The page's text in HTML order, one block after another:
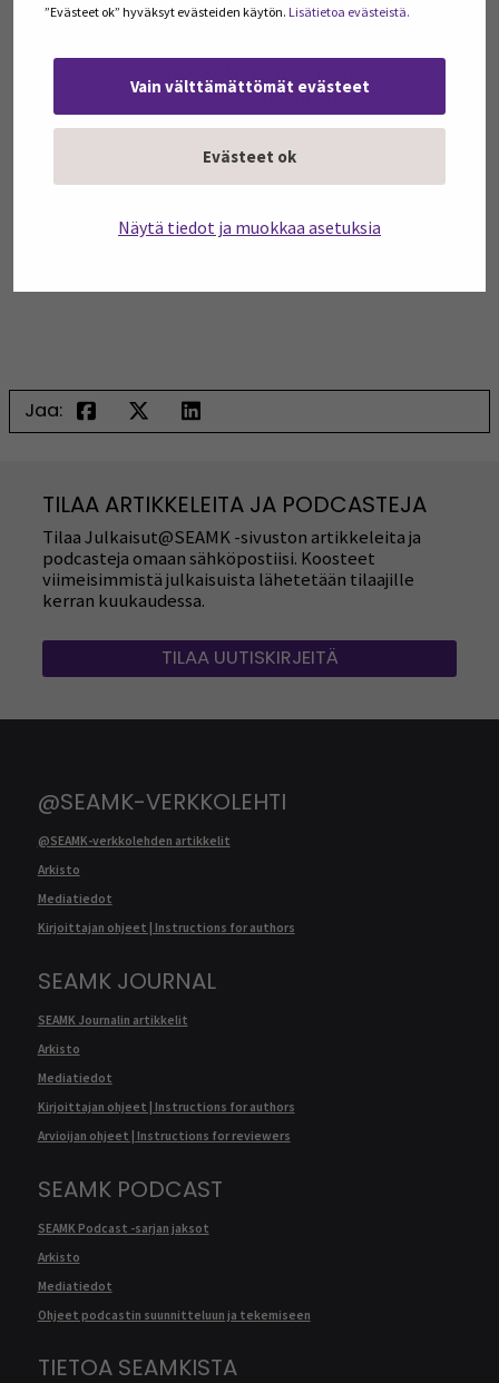
”Evästeet ok” hyväksyt evästeiden käytön. Lisätietoa evästeistä.
Vain välttämättömät evästeet
Evästeet ok
Näytä tiedot ja muokkaa asetuksia
mennessä 15% teollisuutta palvelevien digitaalisen
(juha.palomaki@seamk.fi) sekä Saara Mäkelä
(saara.makela@seamk.fi).
Saara Mäkelä
Jaa:
TILAA ARTIKKELEITA JA PODCASTEJA
Tilaa Julkaisut@SEAMK -sivuston artikkeleita ja
podcasteja omaan sähköpostiisi. Koosteet
viimeisimmistä julkaisuista lähetetään tilaajille
kerran kuukaudessa.
TILAA UUTISKIRJEITÄ
@SEAMK-VERKKOLEHTI
@SEAMK-verkkolehden artikkelit
Arkisto
Mediatiedot
Kirjoittajan ohjeet | Instructions for authors
SEAMK JOURNAL
SEAMK Journalin artikkelit
Arkisto
Mediatiedot
Kirjoittajan ohjeet | Instructions for authors
Arvioijan ohjeet | Instructions for reviewers
SEAMK PODCAST
SEAMK Podcast -sarjan jaksot
Arkisto
Mediatiedot
Ohjeet podcastin suunnitteluun ja tekemiseen
TIETOA SEAMKISTA